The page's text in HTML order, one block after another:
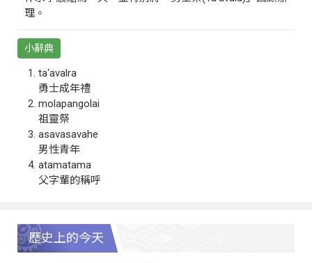
理。
小辭典
ta‘avalra
勇士成年禮
molapangolai
祖靈祭
asavasavahe
男性青年
atamatama
父字輩的稱呼
歷史上的今天